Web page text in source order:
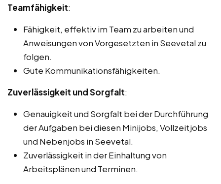
Teamfähigkeit:
Fähigkeit, effektiv im Team zu arbeiten und
Anweisungen von Vorgesetzten in Seevetal zu
folgen.
Gute Kommunikationsfähigkeiten.
Zuverlässigkeit und Sorgfalt:
Genauigkeit und Sorgfalt bei der Durchführung
der Aufgaben bei diesen Minijobs, Vollzeitjobs
und Nebenjobs in Seevetal.
Zuverlässigkeit in der Einhaltung von
Arbeitsplänen und Terminen.